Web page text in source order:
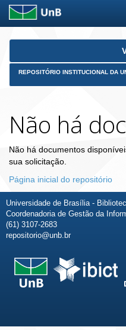
Skip
REPOSITÓRIO INSTITUCIONAL DA
Não há
Não há documentos
sua solicitação.
Página inicial do repositório
Universidade de Brasília -
Coordenadoria de Gestão da
(61) 3107-2683
repositorio@unb.br